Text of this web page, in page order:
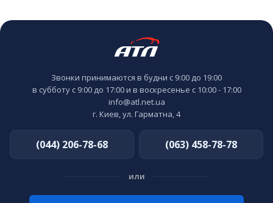
Звонки принимаются в будни с 9:00 до 19:00
в субботу с 9:00 до 17:00 и в воскресенье с 10:00 - 17:00
info@atl.net.ua
г. Киев, ул. Гарматна, 4
(044) 206-78-68 (063) 458-78-78
или